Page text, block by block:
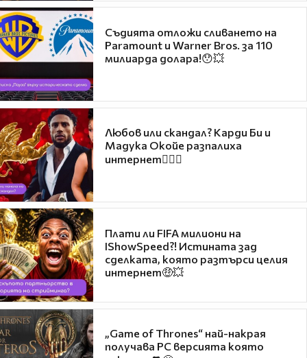
Съдията отложи сливането на
Paramount и Warner Bros. за 110
милиарда долара!😯💥
Любов или скандал? Карди Би и
Мадука Окойе разпалиха
интернет❤️‍🔥🔥
Плати ли FIFA милиони на
IShowSpeed?! Истината зад
сделката, която разтърси целия
интернет🤑💥
„Game of Thrones“ най-накрая
получава PC версията която